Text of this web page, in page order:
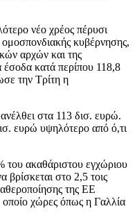
νέο χρέος πέρυσι
κυβέρνησης,
αρχών και της
έσοδα κατά περίπου 118,8
την Τρίτη η
στα 113 δισ. ευρώ.
ευρώ υψηλότερο από ό,τι
του ακαθάριστου εγχώριου
βρίσκεται στο 2,5 τοις
της ΕΕ
χώρες όπως η Γαλλία